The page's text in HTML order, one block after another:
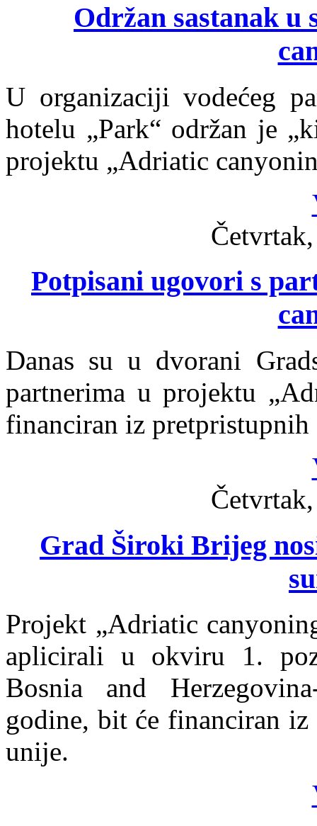
Održan sastanak
U organizaciji vodećeg
hotelu „Park“ održan je
projektu „Adriatic
Potpisani ugovori s
Danas su u dvorani
partnerima u projektu
financiran iz
Grad Široki Brijeg
Projekt „Adriatic
aplicirali u okviru 1.
Bosnia and
godine, bit će financiran
unije.